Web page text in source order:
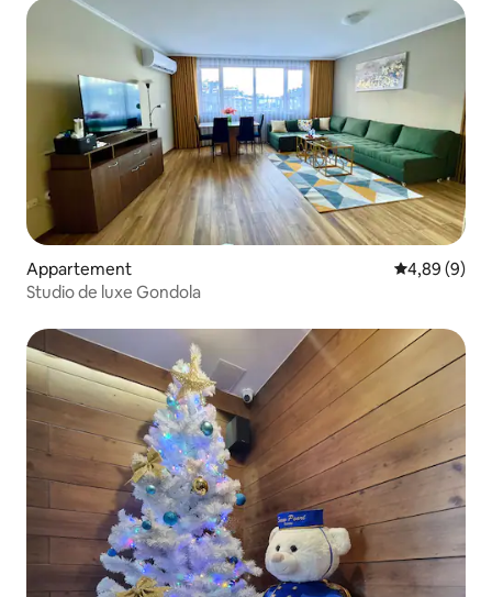
Appartement Évaluation
4,89 (9)
Studio de luxe Gondola